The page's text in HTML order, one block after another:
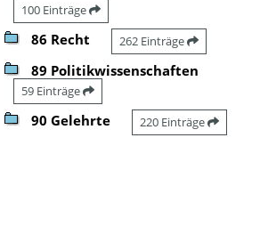
100 Einträge
86 Recht 262 Einträge
89 Politikwissenschaften
59 Einträge
90 Gelehrte 220 Einträge